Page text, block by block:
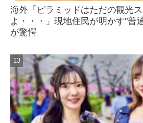
海外「ピラミッドはただの観光
よ・・・」現地住民が明かす"普
が驚愕